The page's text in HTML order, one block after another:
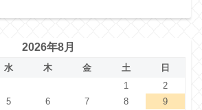
2026年8月
水 木 金 土
日
1
2
5 6 7 8
9